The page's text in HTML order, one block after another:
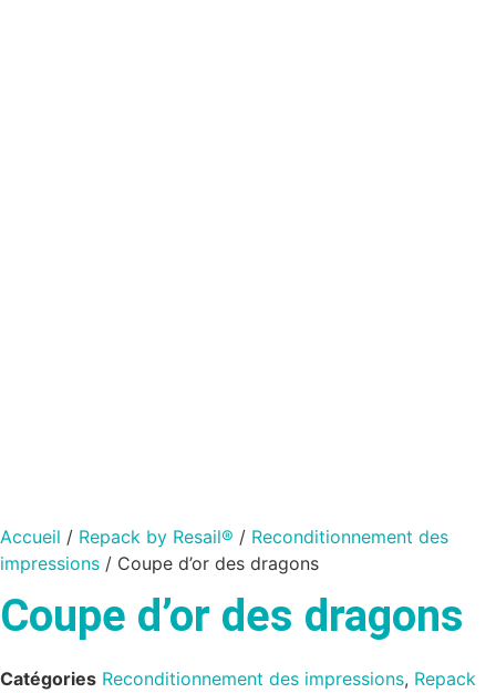
Accueil / Repack by Resail® / Reconditionnement des
impressions / Coupe d’or des dragons
Coupe d’or des dragons
Catégories Reconditionnement des impressions, Repack